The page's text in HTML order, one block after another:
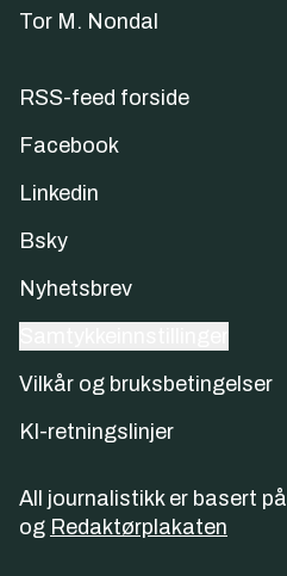
Tor M. Nondal
RSS-feed forside
Facebook
Linkedin
Bsky
Nyhetsbrev
Vilkår og bruksbetingelser
KI-retningslinjer
All journalistikk er basert på
og Redaktørplakaten